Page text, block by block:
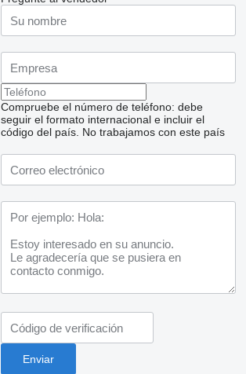
Solicitar fotos
Compruebe el número de teléfono: debe
seguir el formato internacional e incluir el
código del país. No trabajamos con este país